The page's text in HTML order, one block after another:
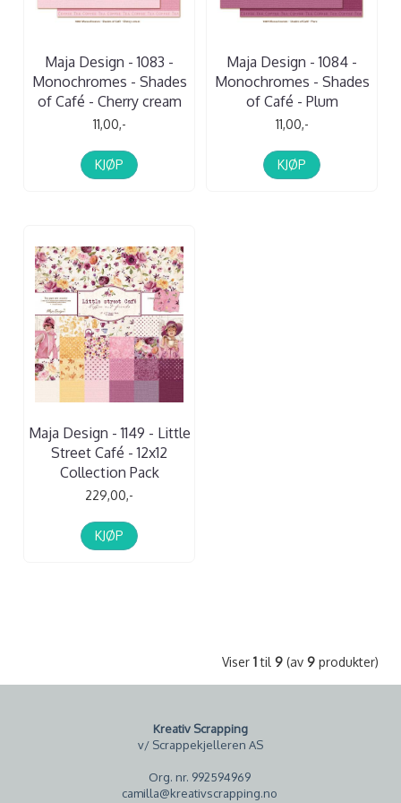
Maja Design - 1083 -
Monochromes - Shades
of Café - Cherry cream
11,00,-
KJØP
Maja Design - 1084 -
Monochromes - Shades
of Café - Plum
11,00,-
KJØP
Maja Design - 1149 - Little
Street Café - 12x12
Collection Pack
229,00,-
KJØP
Viser 1til 9 (av 9 produkter)
Kreativ Scrapping
v/ Scrappekjelleren AS
Org. nr. 992594969
camilla@kreativscrapping.no